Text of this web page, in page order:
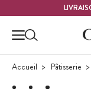
Accueil Pâtisserie